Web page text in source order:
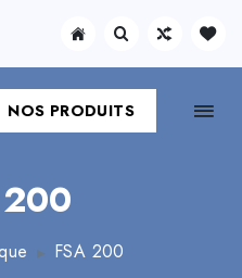
NOS PRODUITS
FSA 200